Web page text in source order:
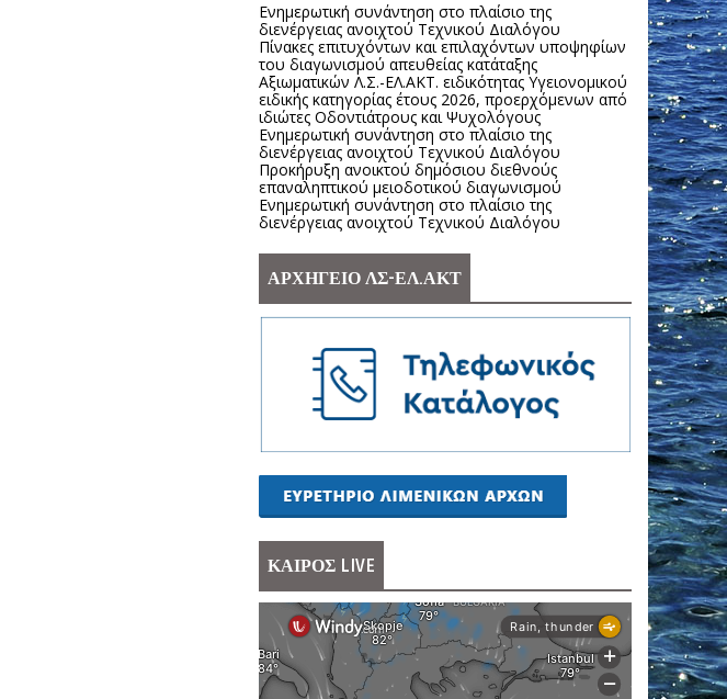
Ενημερωτική συνάντηση στο πλαίσιο της
διενέργειας ανοιχτού Τεχνικού Διαλόγου
Πίνακες επιτυχόντων και επιλαχόντων υποψηφίων
του διαγωνισμού απευθείας κατάταξης
Αξιωματικών Λ.Σ.-ΕΛ.ΑΚΤ. ειδικότητας Υγειονομικού
ειδικής κατηγορίας έτους 2026, προερχόμενων από
ιδιώτες Οδοντιάτρους και Ψυχολόγους
Ενημερωτική συνάντηση στο πλαίσιο της
διενέργειας ανοιχτού Τεχνικού Διαλόγου
Προκήρυξη ανοικτού δημόσιου διεθνούς
επαναληπτικού μειοδοτικού διαγωνισμού
Ενημερωτική συνάντηση στο πλαίσιο της
διενέργειας ανοιχτού Τεχνικού Διαλόγου
ΑΡΧΗΓΕΙΟ ΛΣ-ΕΛ.ΑΚΤ
ΚΑΙΡΟΣ LIVE